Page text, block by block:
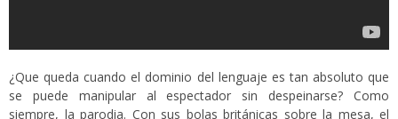
¿Que queda cuando el dominio del lenguaje es tan absoluto que
se puede manipular al espectador sin despeinarse? Como
siempre, la parodia. Con sus bolas británicas sobre la mesa, el